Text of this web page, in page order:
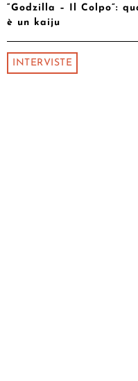
“Godzilla – Il Colpo”:
è un kaiju
INTERVISTE